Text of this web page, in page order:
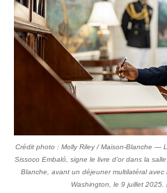
Crédit photo : Molly Riley / Maison-Blanche —
Sissoco Embaló, signe le livre d’or dans la
Blanche, avant un déjeuner multilatéral avec
Washington, le 9 juillet 2025.